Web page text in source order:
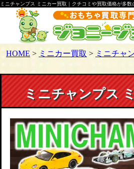
ミニチャンプス ミニカー買取｜クチコミや買取価格が多数
HOME > ミニカー買取 > ミニチャ
ミニチャンプス